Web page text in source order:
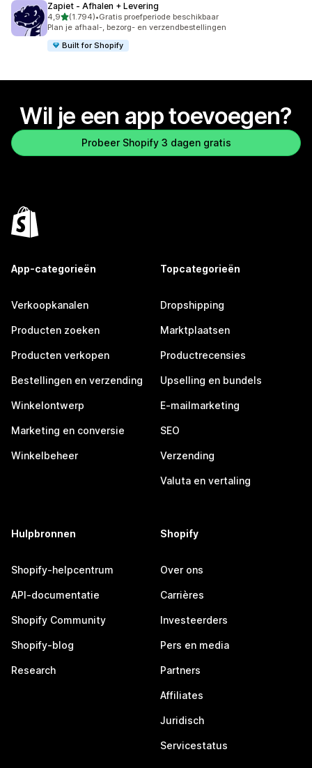
Zapiet ‑ Afhalen + Levering
4,9van 5 sterren
(1.794)
1794 recensies in totaal
•Gratis proefperiode beschikbaar
Plan je afhaal-, bezorg- en verzendbestellingen
Built for Shopify
Wil je een app toevoegen?
Probeer Shopify 3 dagen gratis
App-categorieën
Verkoopkanalen
Producten zoeken
Producten verkopen
Bestellingen en verzending
Winkelontwerp
Marketing en conversie
Winkelbeheer
Topcategorieën
Dropshipping
Marktplaatsen
Productrecensies
Upselling en bundels
E-mailmarketing
SEO
Verzending
Valuta en vertaling
Hulpbronnen
Shopify-helpcentrum
API-documentatie
Shopify Community
Shopify-blog
Research
Shopify
Over ons
Carrières
Investeerders
Pers en media
Partners
Affiliates
Juridisch
Servicestatus